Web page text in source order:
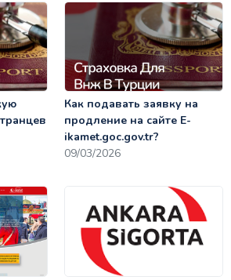
Как подавать заявку на
продление на сайте E-
ikamet.goc.gov.tr?
09/03/2026